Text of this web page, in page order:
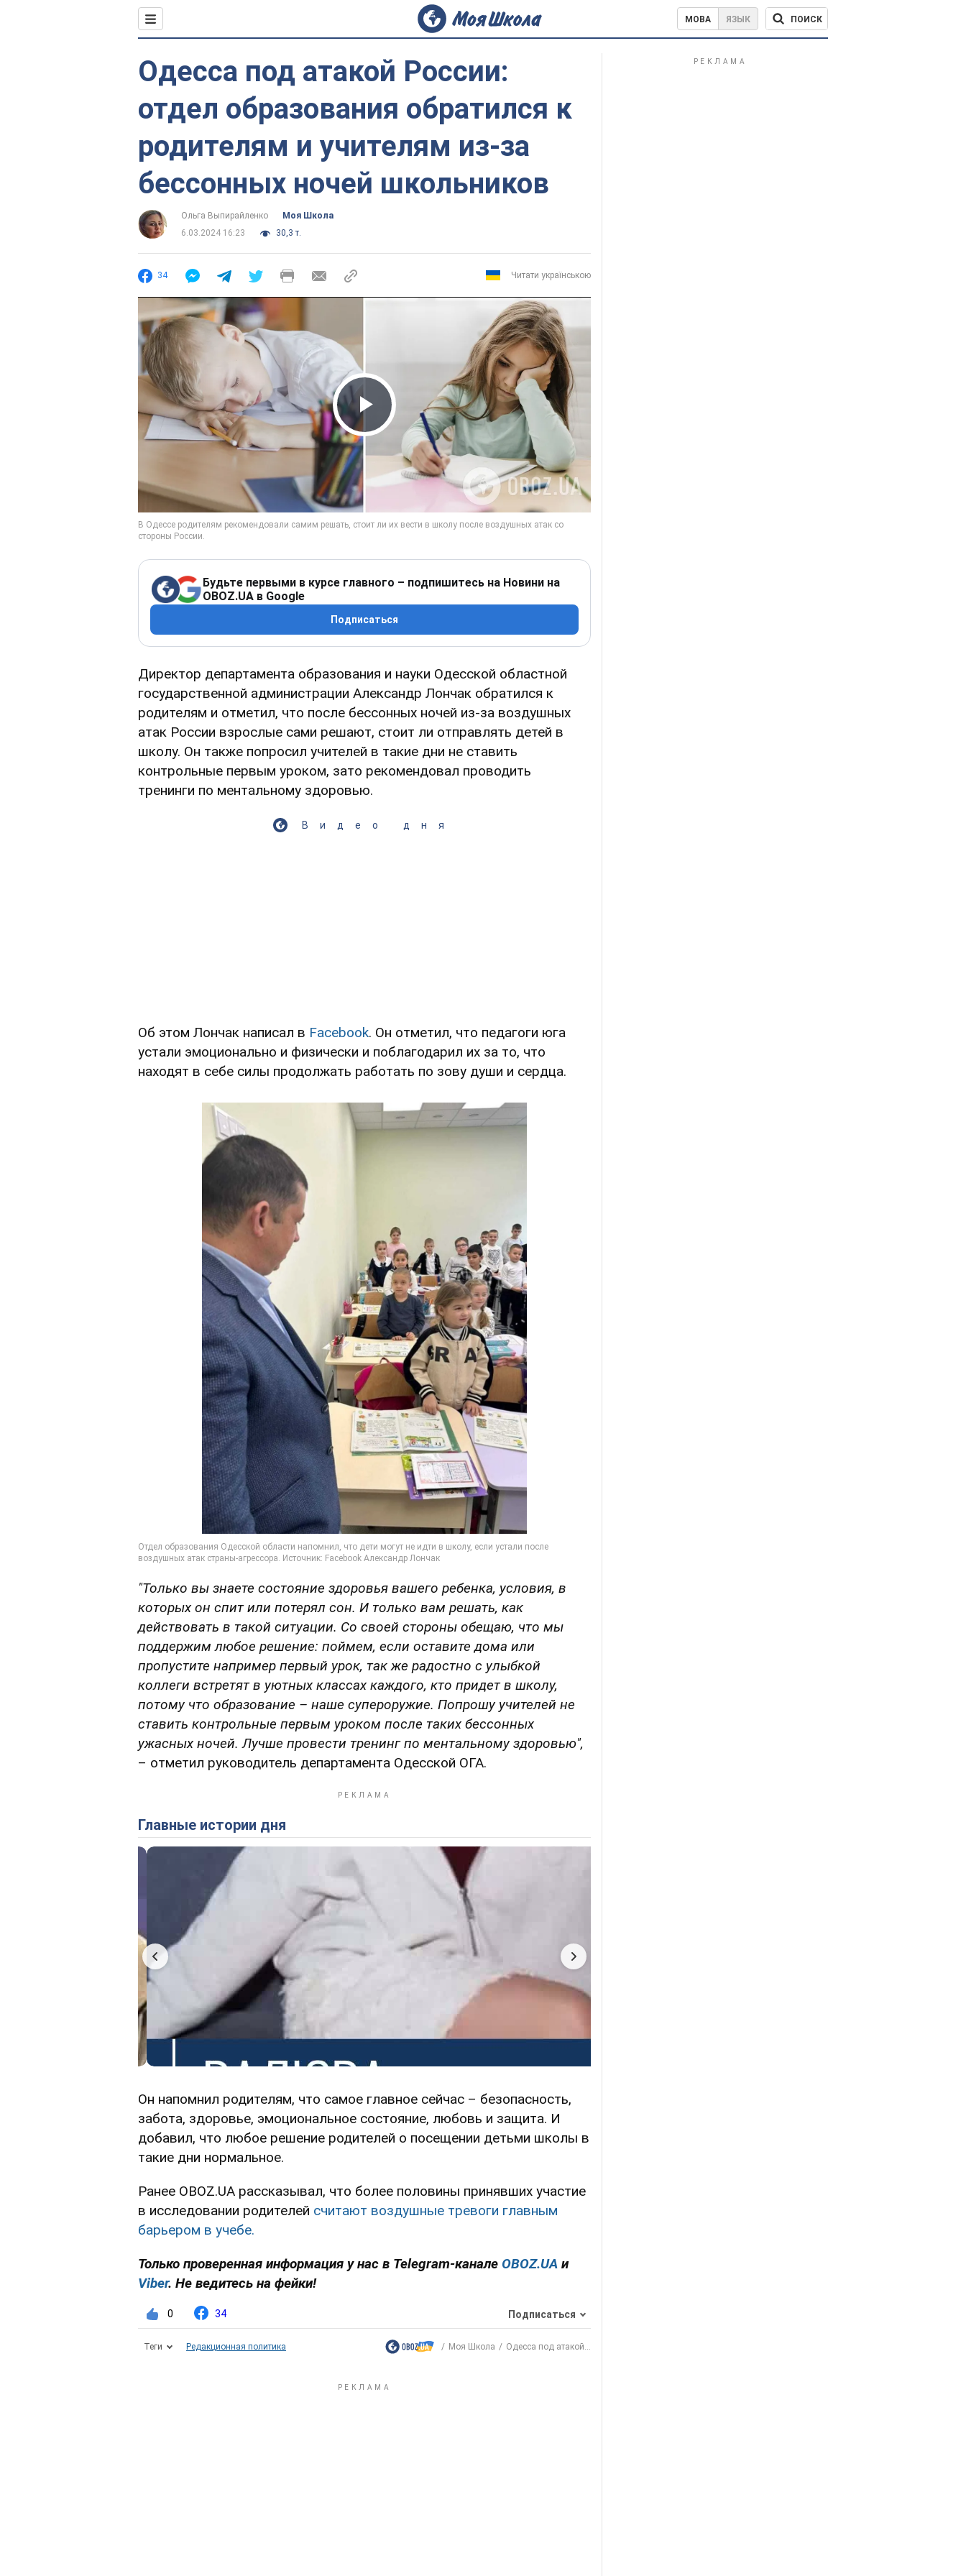
МОВА ЯЗЫК ПОИСК
Одесса под атакой России:
отдел образования обратился к
родителям и учителям из-за
бессонных ночей школьников
Ольга Выпирайленко
Моя Школа
6.03.2024 16:23
30,3 т.
34 Читати українською
Play Video
Будьте первыми в курсе главного – подпишитесь на Новини на
OBOZ.UA в Google
Подписаться
Директор департамента образования и науки Одесской областной
государственной администрации Александр Лончак обратился к
родителям и отметил, что после бессонных ночей из-за воздушных
атак России взрослые сами решают, стоит ли отправлять детей в
школу. Он также попросил учителей в такие дни не ставить
контрольные первым уроком, зато рекомендовал проводить
тренинги по ментальному здоровью.
Видео дня
Об этом Лончак написал в Facebook. Он отметил, что педагоги юга
устали эмоционально и физически и поблагодарил их за то, что
находят в себе силы продолжать работать по зову души и сердца.
"Только вы знаете состояние здоровья вашего ребенка, условия, в
которых он спит или потерял сон. И только вам решать, как
действовать в такой ситуации. Со своей стороны обещаю, что мы
поддержим любое решение: поймем, если оставите дома или
пропустите например первый урок, так же радостно с улыбкой
коллеги встретят в уютных классах каждого, кто придет в школу,
потому что образование – наше супероружие. Попрошу учителей не
ставить контрольные первым уроком после таких бессонных
ужасных ночей. Лучше провести тренинг по ментальному здоровью",
– отметил руководитель департамента Одесской ОГА.
Главные истории дня
Он напомнил родителям, что самое главное сейчас – безопасность,
забота, здоровье, эмоциональное состояние, любовь и защита. И
добавил, что любое решение родителей о посещении детьми школы в
такие дни нормальное.
Ранее OBOZ.UA рассказывал, что более половины принявших участие
в исследовании родителей считают воздушные тревоги главным
барьером в учебе.
Только проверенная информация у нас в Telegram-канале OBOZ.UA и
Viber. Не ведитесь на фейки!
0 34 Подписаться
Теги Редакционная политика Моя Школа Одесса под атакой...